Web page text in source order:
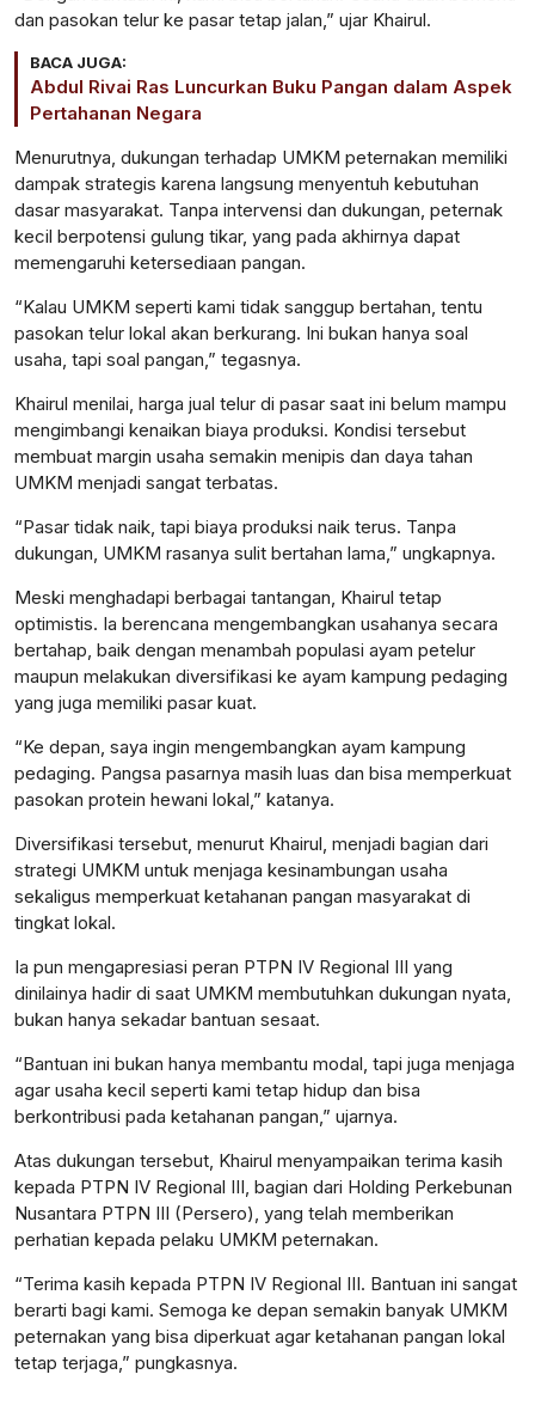
dan pasokan telur ke pasar tetap jalan,” ujar Khairul.
BACA JUGA:
Abdul Rivai Ras Luncurkan Buku Pangan dalam Aspek
Pertahanan Negara
Menurutnya, dukungan terhadap UMKM peternakan memiliki
dampak strategis karena langsung menyentuh kebutuhan
dasar masyarakat. Tanpa intervensi dan dukungan, peternak
kecil berpotensi gulung tikar, yang pada akhirnya dapat
memengaruhi ketersediaan pangan.
“Kalau UMKM seperti kami tidak sanggup bertahan, tentu
pasokan telur lokal akan berkurang. Ini bukan hanya soal
usaha, tapi soal pangan,” tegasnya.
Khairul menilai, harga jual telur di pasar saat ini belum mampu
mengimbangi kenaikan biaya produksi. Kondisi tersebut
membuat margin usaha semakin menipis dan daya tahan
UMKM menjadi sangat terbatas.
“Pasar tidak naik, tapi biaya produksi naik terus. Tanpa
dukungan, UMKM rasanya sulit bertahan lama,” ungkapnya.
Meski menghadapi berbagai tantangan, Khairul tetap
optimistis. Ia berencana mengembangkan usahanya secara
bertahap, baik dengan menambah populasi ayam petelur
maupun melakukan diversifikasi ke ayam kampung pedaging
yang juga memiliki pasar kuat.
“Ke depan, saya ingin mengembangkan ayam kampung
pedaging. Pangsa pasarnya masih luas dan bisa memperkuat
pasokan protein hewani lokal,” katanya.
Diversifikasi tersebut, menurut Khairul, menjadi bagian dari
strategi UMKM untuk menjaga kesinambungan usaha
sekaligus memperkuat ketahanan pangan masyarakat di
tingkat lokal.
Ia pun mengapresiasi peran PTPN IV Regional III yang
dinilainya hadir di saat UMKM membutuhkan dukungan nyata,
bukan hanya sekadar bantuan sesaat.
“Bantuan ini bukan hanya membantu modal, tapi juga menjaga
agar usaha kecil seperti kami tetap hidup dan bisa
berkontribusi pada ketahanan pangan,” ujarnya.
Atas dukungan tersebut, Khairul menyampaikan terima kasih
kepada PTPN IV Regional III, bagian dari Holding Perkebunan
Nusantara PTPN III (Persero), yang telah memberikan
perhatian kepada pelaku UMKM peternakan.
“Terima kasih kepada PTPN IV Regional III. Bantuan ini sangat
berarti bagi kami. Semoga ke depan semakin banyak UMKM
peternakan yang bisa diperkuat agar ketahanan pangan lokal
tetap terjaga,” pungkasnya.